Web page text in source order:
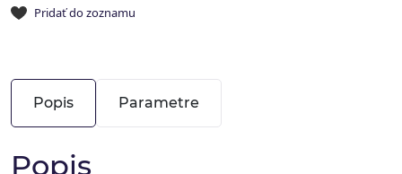
Pridať do zoznamu
Popis Parametre
Popis